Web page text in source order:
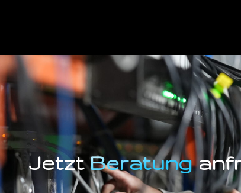
JetztBeratung